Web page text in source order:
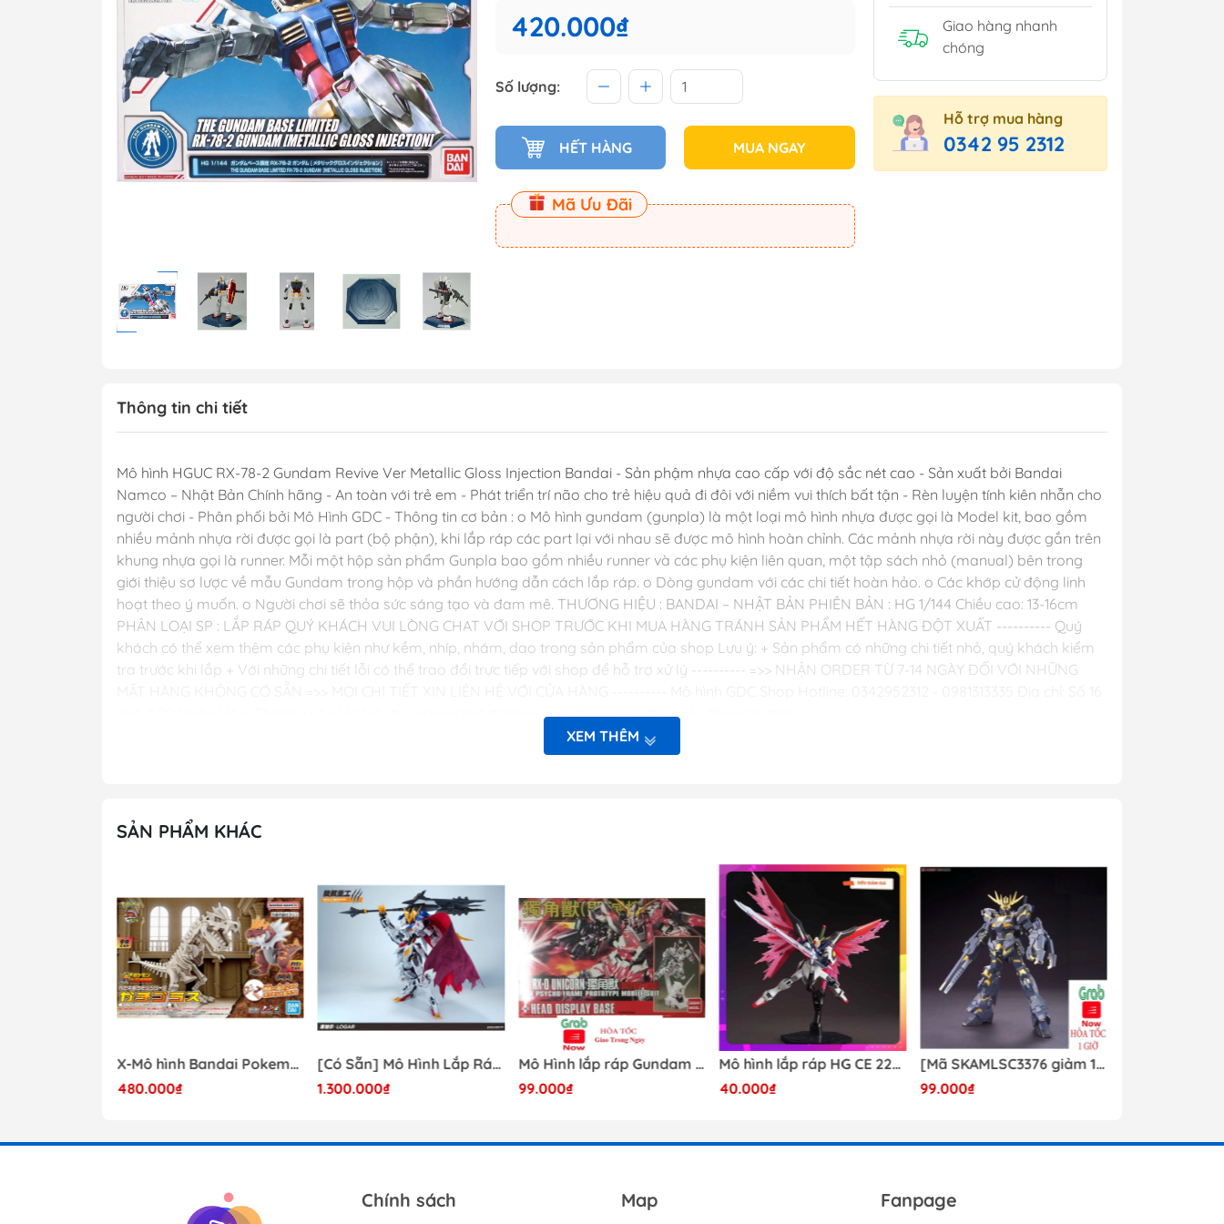
MG 1/100 Gundam (Master
Grade)
MGEX Gundam ( Master
Grade Ver.ka)
PG Gundam (Perfect
Grade)
Mega Size Gundam
Sơn Jumpwind
Dụng Cụ Ustar - Phụ Kiện
Mô Hình
Phụ kiện Tamiya
Bút kẻ ( tô, bút lông, cọ)
Sơn, Dụng Cụ Mr Hobby
Sơn Vallejo Tây Ba Nha
420.000₫
Số lượng:
HẾT HÀNG MUA NGAY
Mã Ưu Đãi
Giao hàng nhanh
chóng
Hỗ trợ mua hàng
0342 95 2312
Thông tin chi tiết
Mô hình HGUC RX-78-2 Gundam Revive Ver Metallic Gloss Injection Bandai - Sản phậm nhựa cao cấp với độ sắc nét cao - Sản xuất bởi Bandai
Namco – Nhật Bản Chính hãng - An toàn với trẻ em - Phát triển trí não cho trẻ hiệu quả đi đôi với niềm vui thích bất tận - Rèn luyện tính kiên nhẫn cho
người chơi - Phân phối bởi Mô Hình GDC - Thông tin cơ bản : o Mô hình gundam (gunpla) là một loại mô hình nhựa được gọi là Model kit, bao gồm
nhiều mảnh nhựa rời được gọi là part (bộ phận), khi lắp ráp các part lại với nhau sẽ được mô hình hoàn chỉnh. Các mảnh nhựa rời này được gắn trên
khung nhựa gọi là runner. Mỗi một hộp sản phẩm Gunpla bao gồm nhiều runner và các phụ kiện liên quan, một tập sách nhỏ (manual) bên trong
giới thiệu sơ lược về mẫu Gundam trong hộp và phần hướng dẫn cách lắp ráp. o Dòng gundam với các chi tiết hoàn hảo. o Các khớp cử động linh
hoạt theo ý muốn. o Người chơi sẽ thỏa sức sáng tạo và đam mê. THƯƠNG HIỆU : BANDAI – NHẬT BẢN PHIÊN BẢN : HG 1/144 Chiều cao: 13-16cm
PHÂN LOẠI SP : LẮP RÁP QUÝ KHÁCH VUI LÒNG CHAT VỚI SHOP TRƯỚC KHI MUA HÀNG TRÁNH SẢN PHẨM HẾT HÀNG ĐỘT XUẤT ---------- Quý
khách có thể xem thêm các phụ kiện như kềm, nhíp, nhám, dao trong sản phẩm của shop Lưu ý: + Sản phẩm có những chi tiết nhỏ, quý khách kiểm
tra trước khi lắp + Với những chi tiết lỗi có thể trao đổi trực tiếp với shop để hỗ trợ xử lý ---------- =>> NHẬN ORDER TỪ 7-14 NGÀY ĐỐI VỚI NHỮNG
ngõ 3/10 Nhân Hòa, Thanh Xuân Hà Nội #gundamchat #shopeegdc #gundam #gunpla #bandai #hg
XEM THÊM
SẢN PHẨM KHÁC
X-Mô hình Bandai Pokemon PLAMO COLLECTION Fossil Pokemon Series Tyrantrum
480.000₫
[Có Sẵn] Mô Hình Lắp Ráp 1/60 Barbatos Logar Wolf Remains Meavy Industries
1.300.000₫
Mô Hình lắp ráp Gundam HG RX-0 Unicorn Gundam Destroy Mode 100 Daban
99.000₫
Mô hình lắp ráp HG CE 224 Destiny Revive Daban [TẶNG WING EFFECT]
40.000₫
[Mã SKAMLSC3376 giảm 10% đơn 100K] Mô Hình lắp ráp Gundam HG Unicorn Gundam 02 Banshee (Destroy Mode) 134 Daban
99.000₫
Chính sách Map Fanpage